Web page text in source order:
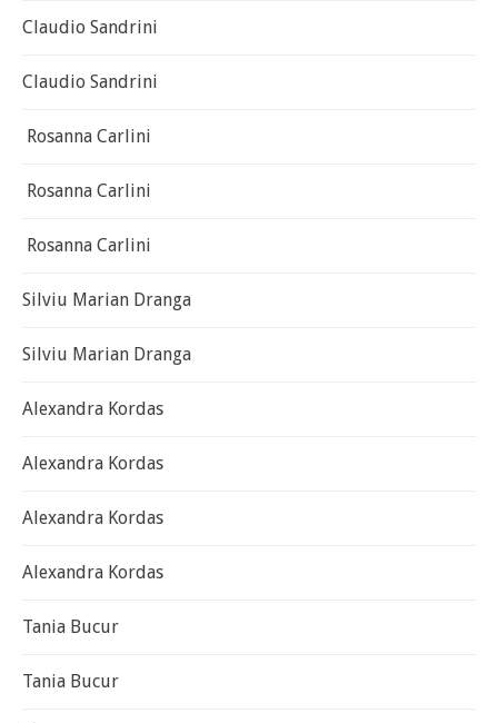
Claudio Sandrini
Claudio Sandrini
Rosanna Carlini
Rosanna Carlini
Rosanna Carlini
Silviu Marian Dranga
Silviu Marian Dranga
Alexandra Kordas
Alexandra Kordas
Alexandra Kordas
Alexandra Kordas
Tania Bucur
Tania Bucur